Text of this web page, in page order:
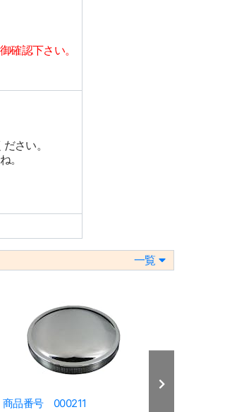
確認下さい。
さい。
。
一覧
商品番号 000211